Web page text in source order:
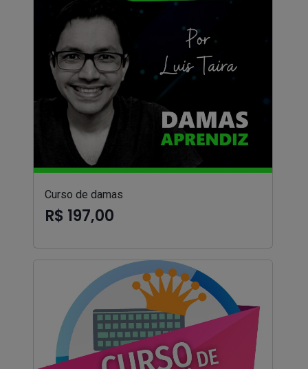
Curso de damas
R$ 197,00